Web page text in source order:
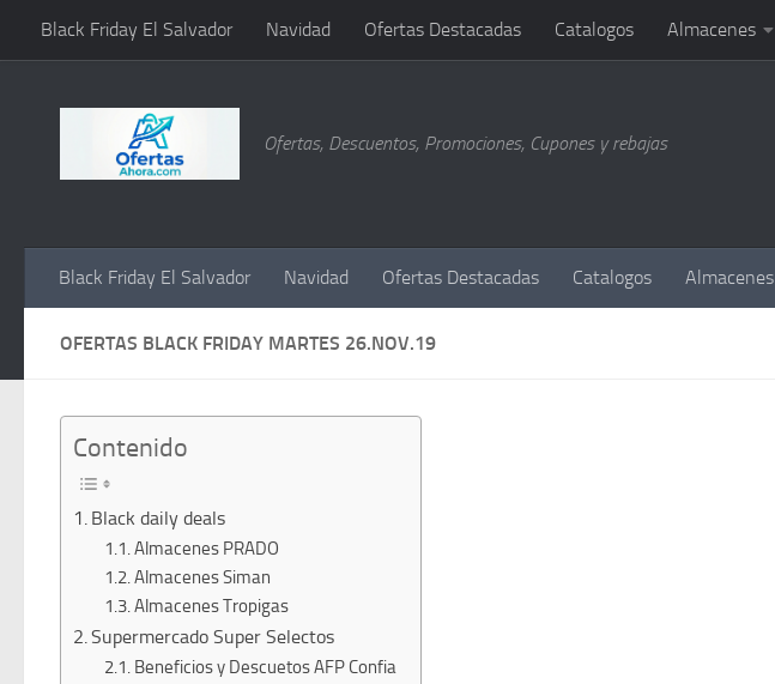
Saltar al contenido
Black Friday El Salvador Navidad Ofertas Destacadas Catalogos Almacenes
Ofertas, Descuentos, Promociones, Cupones y rebajas
Black Friday El Salvador Navidad Ofertas Destacadas Catalogos Almacenes
OFERTAS BLACK FRIDAY MARTES 26.NOV.19
Contenido
Black daily deals
Almacenes PRADO
Almacenes Siman
Almacenes Tropigas
Supermercado Super Selectos
Beneficios y Descuetos AFP Confia